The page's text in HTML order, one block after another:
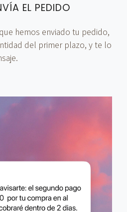
EL PEDIDO
hemos enviado tu pedido,
del primer plazo, y te lo